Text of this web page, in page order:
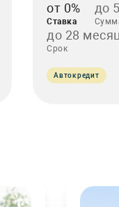
от 0%
Ставка
до
до 28
Срок
Автокредит